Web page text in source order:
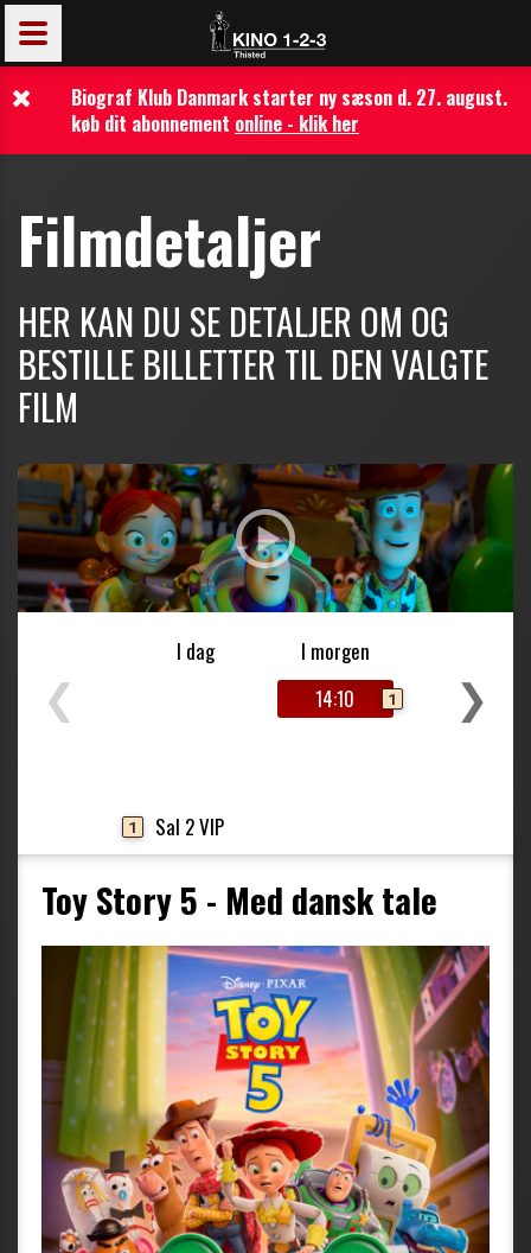
Biograf Klub Danmark starter ny sæson d. 27. august.
køb dit abonnement online - klik her